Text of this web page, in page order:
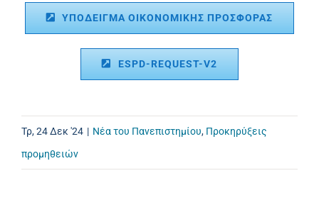
ΥΠΟΔΕΙΓΜΑ ΟΙΚΟΝΟΜΙΚΗΣ ΠΡΟΣΦΟΡΑΣ
ESPD-REQUEST-V2
Τρ, 24 Δεκ '24 | Νέα του Πανεπιστημίου, Προκηρύξεις
προμηθειών